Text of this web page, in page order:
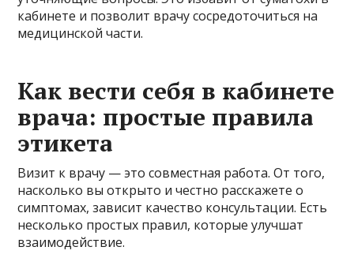
кабинете и позволит врачу сосредоточиться на
медицинской части.
Как вести себя в кабинете
врача: простые правила
этикета
Визит к врачу — это совместная работа. От того,
насколько вы открыто и честно расскажете о
симптомах, зависит качество консультации. Есть
несколько простых правил, которые улучшат
взаимодействие.